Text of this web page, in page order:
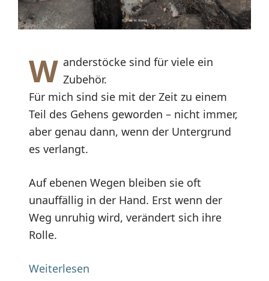
W anderstöcke sind für viele ein
Zubehör.
Für mich sind sie mit der Zeit zu einem
Teil des Gehens geworden – nicht immer,
aber genau dann, wenn der Untergrund
es verlangt.
Auf ebenen Wegen bleiben sie oft
unauffällig in der Hand. Erst wenn der
Weg unruhig wird, verändert sich ihre
Rolle.
Weiterlesen